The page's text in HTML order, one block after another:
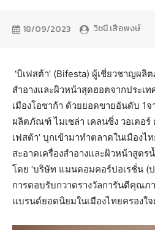
18/09/2023 วิชนี เสือพงษ์
‘บิเฟสต้า’ (Bifesta) ผู้เชี่ยวชาญผ
สำอางและผิวหน้าสุดฮอตจากประเ
เมืองโอซาก้า ด้วยยอดขายอันดับ 1
ผลิตภัณฑ์ ไมเซล่า เคลนซิ่ง วอเตอร์
เฟสต้า’ บุกเข้ามาทำตลาดในเมือง
สะอาดเครื่องสำอางและผิวหน้าสูตร
โดย ‘บริษัท แมนดอมคอร์ปอเรชั่น (
การตอบรับกวาดรางวัลการันตีคุณภ
แบรนด์ยอดนิยมในเมืองไทยครองใ